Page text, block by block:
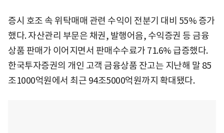
증시 호조 속 위탁매매 관련 수익이 전분기 대비 55% 증가
했다. 자산관리 부문은 채권, 발행어음, 수익증권 등 금융
상품 판매가 이어지면서 판매수수료가 71.6% 급증했다.
한국투자증권의 개인 고객 금융상품 잔고는 지난해 말 85
조1000억원에서 최근 94조5000억원까지 확대됐다.